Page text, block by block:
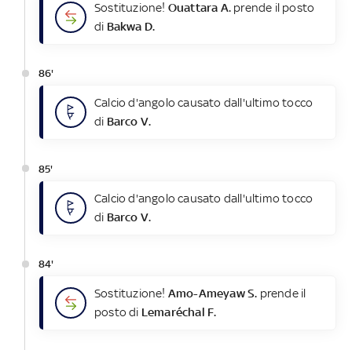
Sostituzione! Ouattara A. prende il posto
di Bakwa D.
86'
Calcio d'angolo causato dall'ultimo tocco
di Barco V.
85'
Calcio d'angolo causato dall'ultimo tocco
di Barco V.
84'
Sostituzione! Amo-Ameyaw S. prende il
posto di Lemaréchal F.